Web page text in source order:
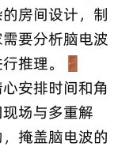
房间设计，制
要分析脑电波
推理。🚪
安排时间和角
场与多重解
掩盖脑电波的